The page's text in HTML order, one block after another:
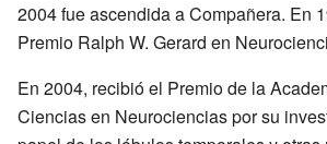
2004 fue ascendida a Compañera. En
Premio Ralph W. Gerard en
En 2004, recibió el Premio de la
Ciencias en Neurociencias por su